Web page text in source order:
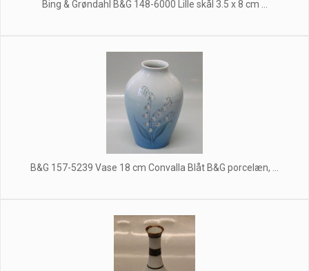
Bing & Grøndahl B&G 148-6000 Lille skål 3.5 x 8 cm ...
B&G 157-5239 Vase 18 cm Convalla Blåt B&G porcelæn, ...